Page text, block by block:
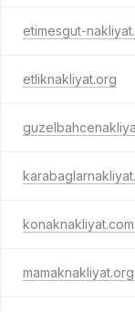
etimesgut-
etliknakliyat.org
mamaknakliyat.org